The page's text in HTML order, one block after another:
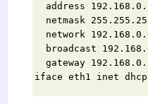
address
netmask
network
broadcast
gateway
iface eth1 inet dhcp